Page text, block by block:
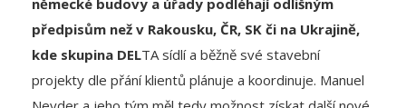
kde skupina DELTA sídlí a běžně své stavební
projekty dle přání klientů plánuje a koordinuje. Manuel
Neyder a jeho tým měl tedy možnost získat další nové
zkušenosti z mezinárodního prostředí.